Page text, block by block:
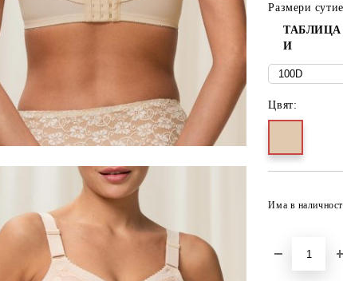
Размери
ТАБЛИЦА
И
Цвят:
Има в наличност